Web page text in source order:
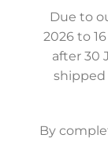
Due to
2026 to
after 30
By
56,25€
€ex VAT
+